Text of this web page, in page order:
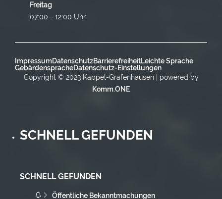
Freitag
07:00 - 12:00 Uhr
ImpressumDatenschutzBarrierefreiheitLeichte Sprache
GebärdenspracheDatenschutz-Einstellungen
Copyright © 2023 Kappel-Grafenhausen | powered by
Komm.ONE
SCHNELL GEFUNDEN
SCHNELL GEFUNDEN
Öffentliche Bekanntmachungen